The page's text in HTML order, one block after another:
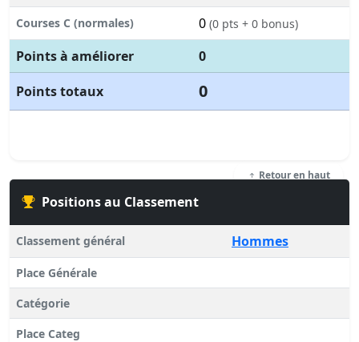
Courses C (normales) 0 (0 pts + 0 bonus)
Points à améliorer
0
Points totaux
0
Retour en haut
Positions au Classement
Classement général Hommes
Place Générale
Catégorie
Place Categ